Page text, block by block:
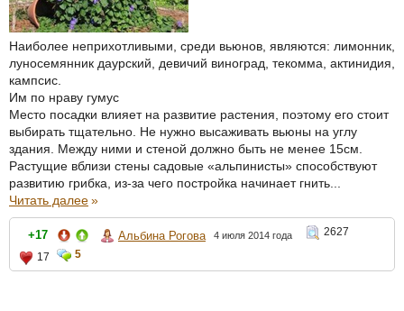
Наиболее неприхотливыми, среди вьюнов, являются: лимонник,
луносемянник даурский, девичий виноград, текомма, актинидия,
кампсис.
Им по нраву гумус
Место посадки влияет на развитие растения, поэтому его стоит
выбирать тщательно. Не нужно высаживать вьюны на углу
здания. Между ними и стеной должно быть не менее 15см.
Растущие вблизи стены садовые «альпинисты» способствуют
развитию грибка, из-за чего постройка начинает гнить...
Читать далее»
+17 Альбина Рогова 4 июля 2014 года
2627
17
5